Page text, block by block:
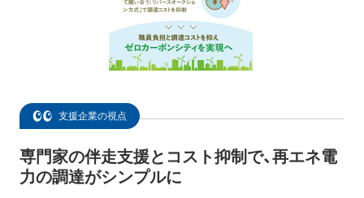
支援企業の視点
専門家の伴走支援とコスト抑制で、再エネ電
力の調達がシンプルに